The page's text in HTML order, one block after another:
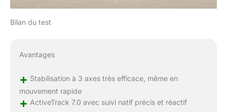
Bilan du test
Avantages
+ Stabilisation à 3 axes très efficace, même en
mouvement rapide
+ ActiveTrack 7.0 avec suivi natif précis et réactif